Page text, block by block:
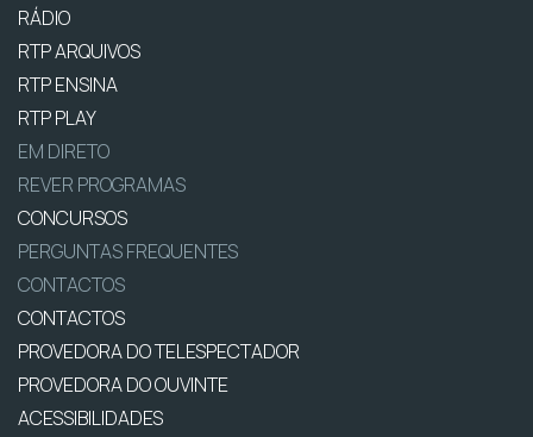
RÁDIO
RTP ARQUIVOS
RTP ENSINA
RTP PLAY
EM DIRETO
REVER PROGRAMAS
CONCURSOS
PERGUNTAS FREQUENTES
CONTACTOS
CONTACTOS
PROVEDORA DO TELESPECTADOR
PROVEDORA DO OUVINTE
ACESSIBILIDADES